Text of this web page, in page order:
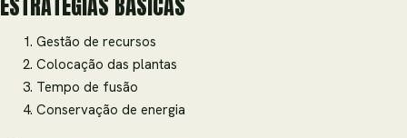
Gestão de recursos
Colocação das plantas
Tempo de fusão
Conservação de energia